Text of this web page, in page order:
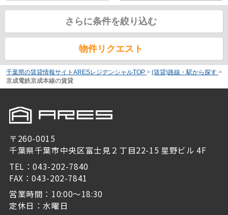
さらに条件を絞り込む
物件リクエスト
千葉県の賃貸情報サイトARESレジデンシャルTOP > (賃貸)路線・駅から探す >
京成電鉄京成本線の賃貸
〒260-0015
千葉県千葉市中央区富士見２丁目22-15 星野ビル 4F
TEL：043-202-7840
FAX：043-202-7841
営業時間：10:00～18:30
定休日：水曜日